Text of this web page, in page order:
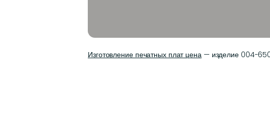
Изготовление печатных плат цена— изделие 004-